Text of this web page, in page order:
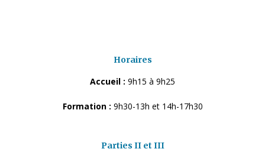
Horaires
Accueil : 9h15 à 9h25
Formation : 9h30-13h et 14h-17h30
Parties II et III